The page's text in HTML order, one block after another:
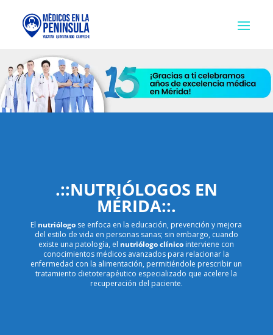
.::NUTRIÓLOGOS EN
MÉRIDA::.
El nutriólogo se enfoca en la educación, prevención y mejora
del estilo de vida en personas sanas; sin embargo, cuando
existe una patología, el nutriólogo clínico interviene con
conocimientos médicos avanzados para relacionar la
enfermedad con la alimentación, permitiéndole prescribir un
tratamiento dietoterapéutico especializado que acelere la
recuperación del paciente.